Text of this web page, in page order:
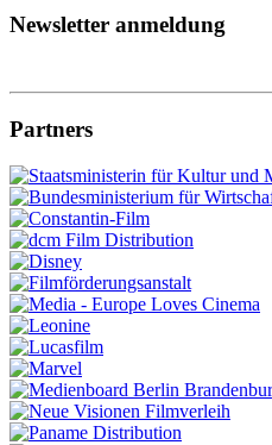
Newsletter anmeldung
Partners